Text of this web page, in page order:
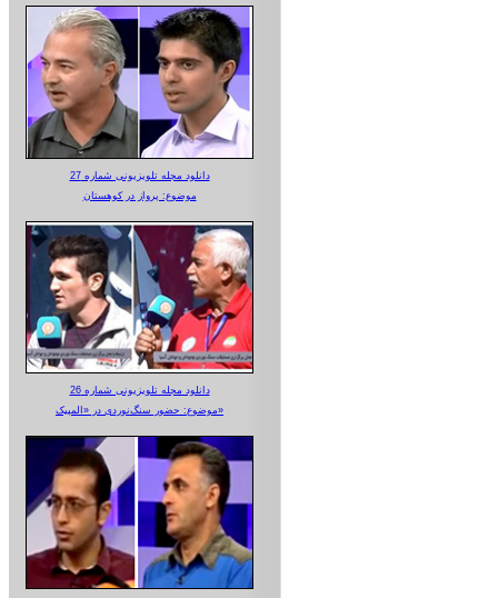
دانلود مجله تلویزیونی شماره 27
موضوع: پرواز در کوهستان
دانلود مجله تلویزیونی شماره 26
موضوع: حضور سنگ‌نوردی در «المپیک»